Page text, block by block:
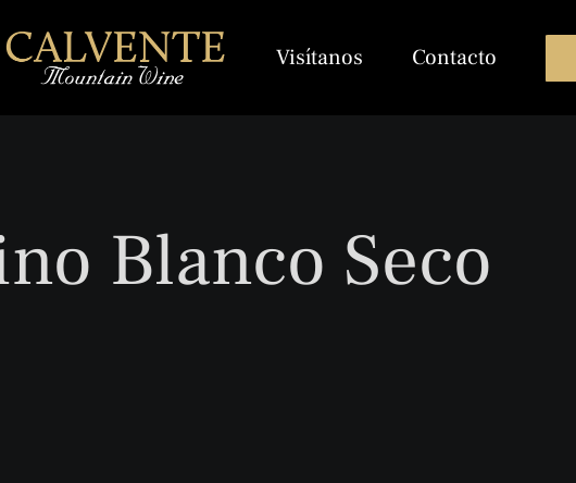
Visítanos Contacto
Blanco Seco